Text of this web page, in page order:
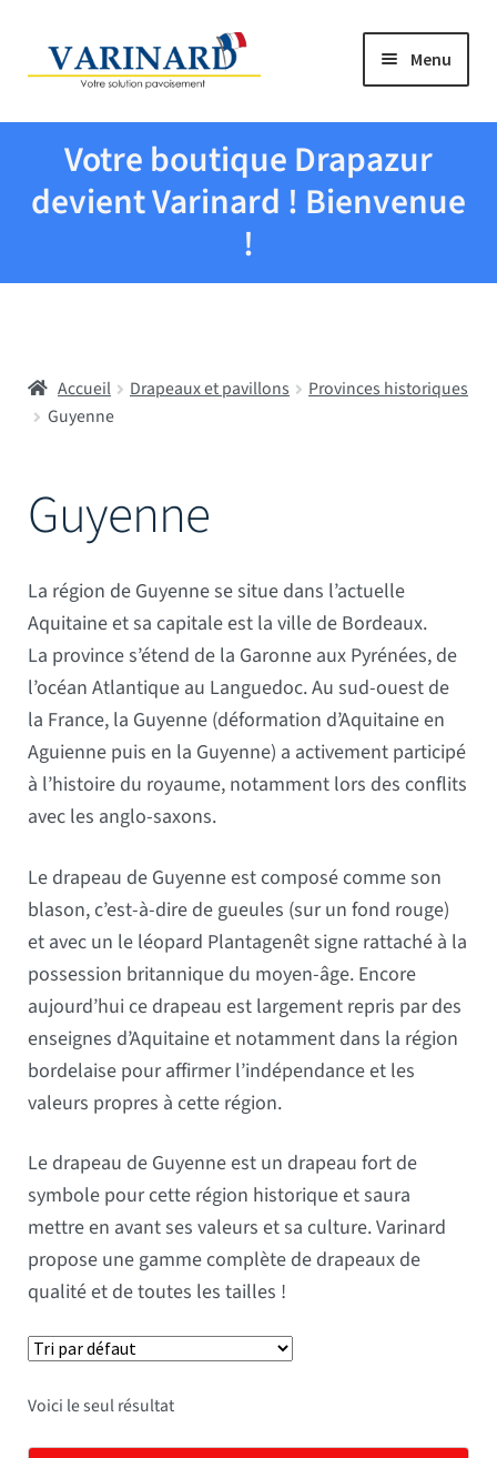
Aller à la navigation
Aller au contenu Menu
Tous les produits
Drapeaux et pavillons
Écoles
Mâts
Votre boutique Drapazur
devient Varinard ! Bienvenue
!
Accueil Drapeaux et pavillons
Provinces historiques
Guyenne
Guyenne
La région de Guyenne se situe dans l’actuelle
Aquitaine et sa capitale est la ville de Bordeaux.
La province s’étend de la Garonne aux Pyrénées, de
l’océan Atlantique au Languedoc. Au sud-ouest de
la France, la Guyenne (déformation d’Aquitaine en
Aguienne puis en la Guyenne) a activement participé
à l’histoire du royaume, notamment lors des conflits
avec les anglo-saxons.
Le drapeau de Guyenne est composé comme son
blason, c’est-à-dire de gueules (sur un fond rouge)
et avec un le léopard Plantagenêt signe rattaché à la
possession britannique du moyen-âge. Encore
aujourd’hui ce drapeau est largement repris par des
enseignes d’Aquitaine et notamment dans la région
bordelaise pour affirmer l’indépendance et les
valeurs propres à cette région.
Le drapeau de Guyenne est un drapeau fort de
symbole pour cette région historique et saura
mettre en avant ses valeurs et sa culture. Varinard
propose une gamme complète de drapeaux de
qualité et de toutes les tailles !
Voici le seul résultat